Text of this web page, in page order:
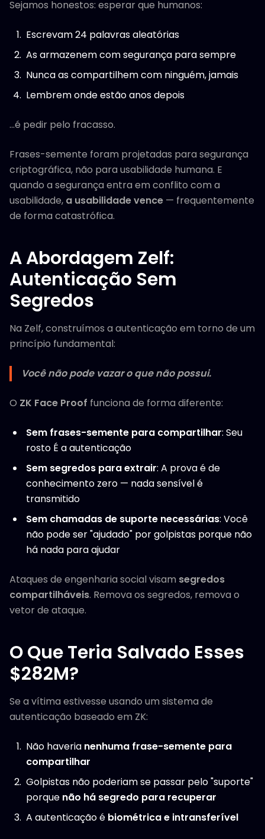
Sejamos honestos: esperar que humanos:
Escrevam 24 palavras aleatórias
As armazenem com segurança para sempre
Nunca as compartilhem com ninguém, jamais
Lembrem onde estão anos depois
...é pedir pelo fracasso.
Frases-semente foram projetadas para segurança
criptográfica, não para usabilidade humana. E
quando a segurança entra em conflito com a
usabilidade, a usabilidade vence — frequentemente
de forma catastrófica.
A Abordagem Zelf:
Autenticação Sem
Segredos
Na Zelf, construímos a autenticação em torno de um
princípio fundamental:
Você não pode vazar o que não possui.
O ZK Face Proof funciona de forma diferente:
Sem frases-semente para compartilhar: Seu
rosto É a autenticação
Sem segredos para extrair: A prova é de
conhecimento zero — nada sensível é
transmitido
Sem chamadas de suporte necessárias: Você
não pode ser "ajudado" por golpistas porque não
há nada para ajudar
Ataques de engenharia social visam segredos
compartilháveis. Remova os segredos, remova o
vetor de ataque.
O Que Teria Salvado Esses
$282M?
Se a vítima estivesse usando um sistema de
autenticação baseado em ZK:
Não haveria nenhuma frase-semente para
compartilhar
Golpistas não poderiam se passar pelo "suporte"
porque não há segredo para recuperar
A autenticação é biométrica e intransferível